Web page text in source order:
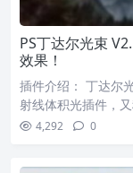
PS丁达尔光束
效果！
插件介绍： 丁达尔
射线体积光插件，
4,292 0